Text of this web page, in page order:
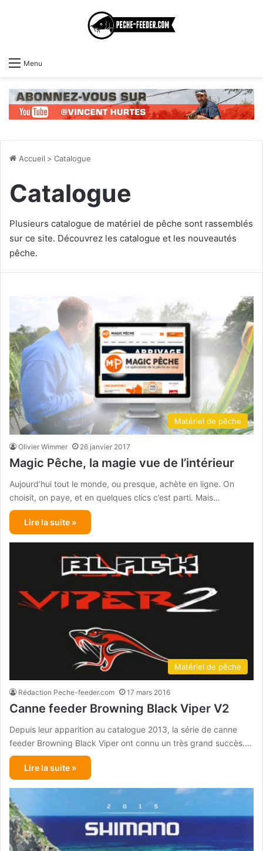
Menu
Accueil > Catalogue
Catalogue
Plusieurs catalogue de matériel de pêche sont rassemblés
sur ce site. Découvrez les catalogue et les nouveautés
pêche.
Matériel de pêche
Olivier Wimmer 26 janvier 2017
Magic Pêche, la magie vue de l’intérieur
Aujourd’hui tout le monde, ou presque, achète en ligne. On
choisit, on paye, et en quelques clics c’est parti. Mais…
Lire la suite »
Matériel de pêche
Rédaction Peche-feeder.com 17 mars 2016
Canne feeder Browning Black Viper V2
Depuis leur apparition au catalogue 2013, la série de canne
feeder Browning Black Viper ont connu un très grand succès.…
Lire la suite »